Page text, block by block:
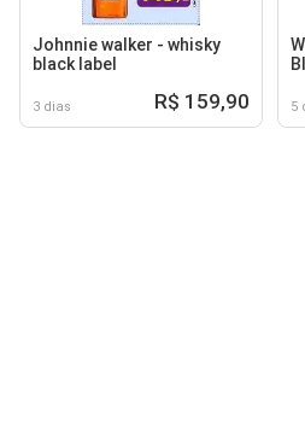
Johnnie walker - whisky
black label
3 dias R$ 159,90 5